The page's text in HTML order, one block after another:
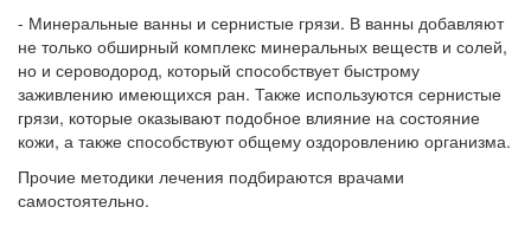
- Минеральные ванны и сернистые грязи. В ванны добавляют
не только обширный комплекс минеральных веществ и солей,
но и сероводород, который способствует быстрому
заживлению имеющихся ран. Также используются сернистые
грязи, которые оказывают подобное влияние на состояние
кожи, а также способствуют общему оздоровлению организма.
Прочие методики лечения подбираются врачами
самостоятельно.